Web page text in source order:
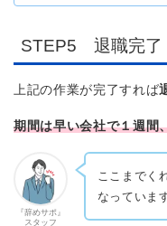
STEP5 退職完了
上記の作業が完了すれば
期間は早い会社で１週間
『辞めサポ』
スタッフ
ここまでく
なっていま